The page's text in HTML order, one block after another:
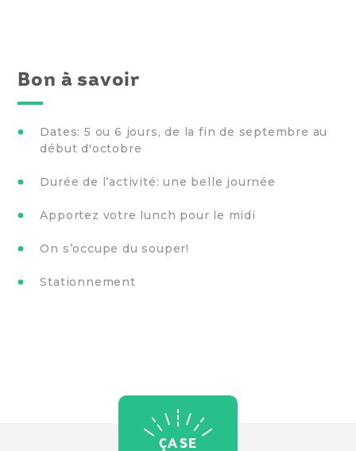
Bon à savoir
Dates: 5 ou 6 jours, de la fin de septembre au
début d'octobre
Durée de l’activité: une belle journée
Apportez votre lunch pour le midi
On s’occupe du souper!
Stationnement
ÇA SE